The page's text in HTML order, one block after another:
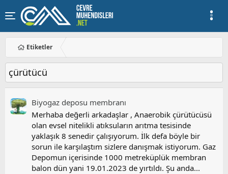
Etiketler
çürütücü
Biyogaz deposu membranı
Merhaba değerli arkadaşlar , Anaerobik çürütücüsü
olan evsel nitelikli atıksuların arıtma tesisinde
yaklaşık 8 senedir çalışıyorum. İlk defa böyle bir
sorun ile karşılaştım sizlere danışmak istiyorum. Gaz
Depomun içerisinde 1000 metreküplük membran
balon dün yani 19.01.2023 de yırtıldı. Şu anda...